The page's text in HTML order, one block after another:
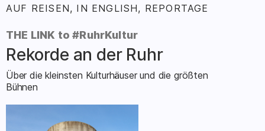
AUF REISEN, IN ENGLISH, REPORTAGE
THE LINK to #RuhrKultur
–
Rekorde an der Ruhr
Über die kleinsten Kulturhäuser und die größten
Bühnen